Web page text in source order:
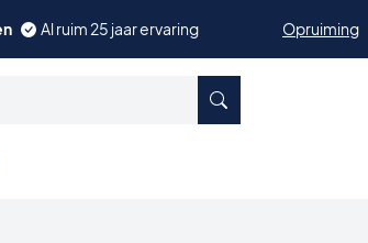
Al ruim 25 jaar ervaring Opruiming